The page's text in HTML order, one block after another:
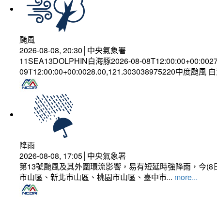
颱風
2026-08-08, 20:30│中央氣象署
11SEA13DOLPHIN白海豚2026-08-
09T12:00:00+00:0028.00,121.303038975220中度颱風
降雨
2026-08-08, 17:05│中央氣象署
第13號颱風及其外圍環流影響，易有短延時強降雨，今
市山區、新北市山區、桃園市山區、臺中市... more...